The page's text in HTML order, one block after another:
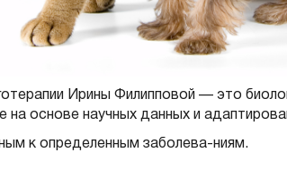
Ирины Филипповой — это
на основе научных данных и
к определенным заболева-ниям.